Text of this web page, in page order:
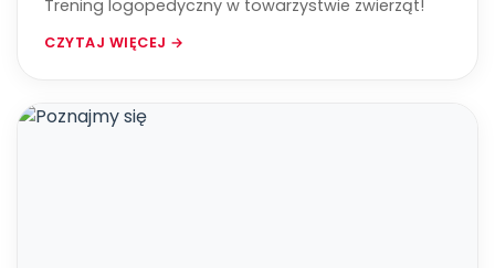
Trening logopedyczny w towarzystwie zwierząt!
CZYTAJ WIĘCEJ →